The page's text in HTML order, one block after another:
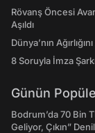
Rövanş Öncesi
Aşıldı
Dünya’nın
8 Soruyla İmza
Günün
Bodrum’da 70 Bin
Geliyor, Çıkın”